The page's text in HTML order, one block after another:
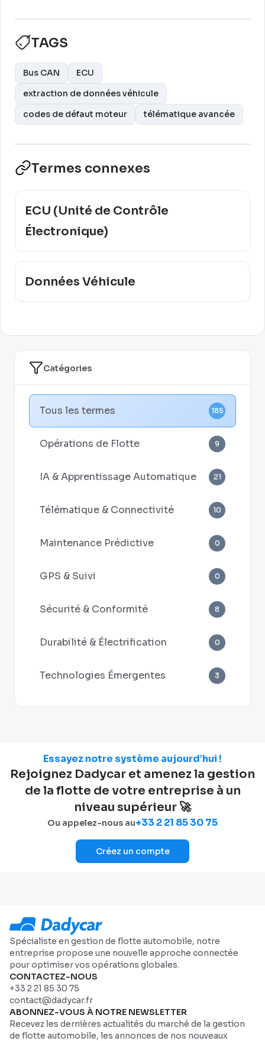
Catégories
Tous les termes 185
Opérations de Flotte 9
IA & Apprentissage Automatique 21
Télématique & Connectivité 10
Maintenance Prédictive 0
GPS & Suivi 0
Sécurité & Conformité 8
Durabilité & Électrification 0
Technologies Émergentes 3
TAGS
Bus CAN
ECU
extraction de données véhicule
codes de défaut moteur
télématique avancée
Termes connexes
ECU (Unité de Contrôle
Électronique)
Données Véhicule
Essayez notre système aujourd’hui !
Rejoignez Dadycar et amenez la gestion
de la flotte de votre entreprise à un
niveau supérieur 🚀
Ou appelez-nous au+33 2 21 85 30 75
Créez un compte
Spécialiste en gestion de flotte automobile, notre
entreprise propose une nouvelle approche connectée
pour optimiser vos opérations globales.
CONTACTEZ-NOUS
+33 2 21 85 30 75
contact@dadycar.fr
ABONNEZ-VOUS À NOTRE NEWSLETTER
Recevez les dernières actualités du marché de la gestion
de flotte automobile, les annonces de nos nouveaux